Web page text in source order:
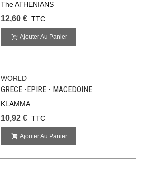
The ATHENIANS
12,60 € TTC
Ajouter Au Panier
WORLD
GRECE -EPIRE - MACEDOINE
KLAMMA
10,92 € TTC
Ajouter Au Panier